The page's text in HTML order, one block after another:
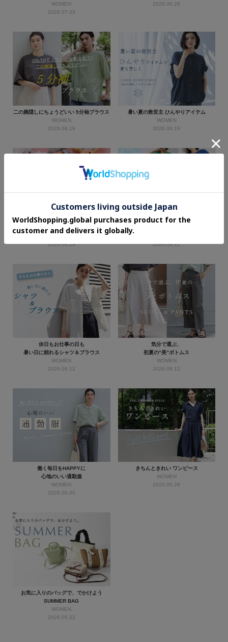
WOMEN
2026.07.03
2026.06.26
二の腕隠しにちょうどいい 5分袖ブラウス
WOMEN
2026.06.19
暑い夏の救世主 ひんやりアイテム
WOMEN
2026.06.19
Monchhichi
2026.06.19
2026.06.12
休日もお仕事の日も
暑い日に頼れるシャツ＆ブラウス
WOMEN
2026.06.12
気分で選ぶ、
初夏の“美”ボトムス
WOMEN
2026.06.12
働く毎日をHAPPYに
心地のいい通勤服
WOMEN
2026.06.05
きちんときれい ワンピース
WOMEN
2026.05.29
お気に入りのバッグで、でかけよう
SUMMER BAG
WOMEN
2026.05.22